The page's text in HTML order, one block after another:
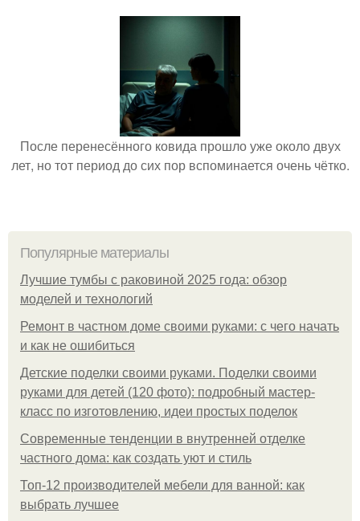
После перенесённого ковида прошло уже около двух
лет, но тот период до сих пор вспоминается очень чётко.
Популярные материалы
Лучшие тумбы с раковиной 2025 года: обзор
моделей и технологий
Ремонт в частном доме своими руками: с чего начать
и как не ошибиться
Детские поделки своими руками. Поделки своими
руками для детей (120 фото): подробный мастер-
класс по изготовлению, идеи простых поделок
Современные тенденции в внутренней отделке
частного дома: как создать уют и стиль
Топ-12 производителей мебели для ванной: как
выбрать лучшее